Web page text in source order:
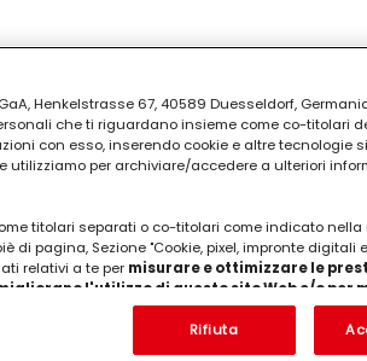
oppure vi si pone una candela:
una novità che si introduce nella
una trattazione scientifica.
Henkelstrasse 67, 40589 Duesseldorf,
che ti riguardano insieme come co-titolari
con esso, inserendo cookie e altre tecnologie
utilizziamo per archiviare/accedere a ulteriori
titolari separati o co-titolari come indicato nella
pagina, Sezione "Cookie, pixel, impronte digitali
relativi a te per misurare e ottimizzare le
l'utilizzo di questo sito Web e/o per
sito Web e le tue interazioni commerciali con noi
base tracciare i tuoi acquisti dei nostri prodotti
e creare profili individuali su di te che
Rifiuta